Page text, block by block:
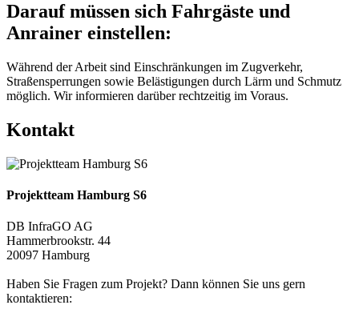
Darauf müssen sich Fahrgäste und
Anrainer einstellen:
Während der Arbeit sind Einschränkungen im Zugverkehr,
Straßensperrungen sowie Belästigungen durch Lärm und Schmutz
möglich. Wir informieren darüber rechtzeitig im Voraus.
Kontakt
Projektteam Hamburg S6
DB InfraGO AG
Hammerbrookstr. 44
20097 Hamburg
Haben Sie Fragen zum Projekt? Dann können Sie uns gern
kontaktieren: